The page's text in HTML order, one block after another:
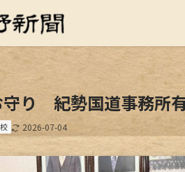
り 紀勢国道事務所
2026-07-04